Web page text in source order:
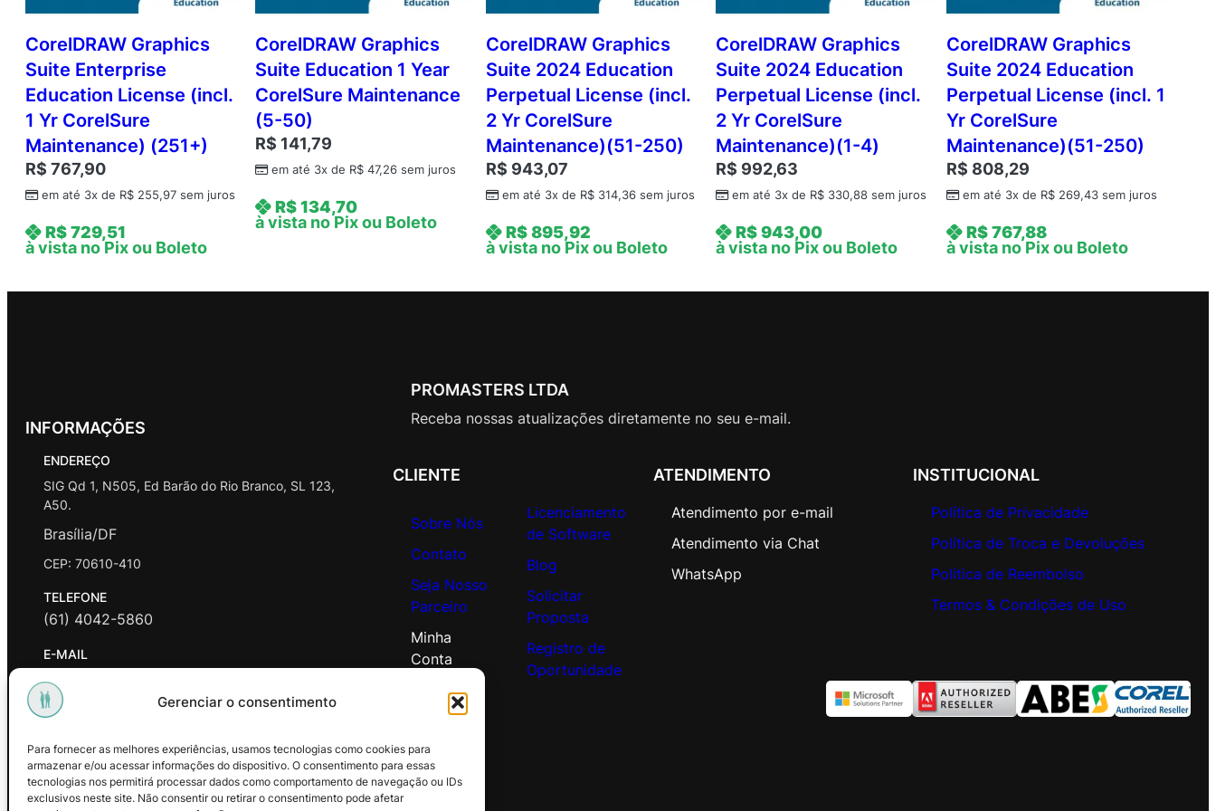
Gerenciar o consentimento
Para fornecer as melhores experiências, usamos tecnologias como cookies para
armazenar e/ou acessar informações do dispositivo. O consentimento para essas
tecnologias nos permitirá processar dados como comportamento de navegação ou IDs
exclusivos neste site. Não consentir ou retirar o consentimento pode afetar
n
3
Y
e
a
r
S
u
b
c
r
n
CorelDRAW Graphics
Suite Enterprise
Education License (incl.
1 Yr CorelSure
Maintenance) (251+)
R$ 767,90
em até 3x de R$ 255,97 sem juros
R$729,51
à vista no Pix ou Boleto
CorelDRAW Graphics
Suite Education 1 Year
CorelSure Maintenance
(5-50)
R$ 141,79
em até 3x de R$ 47,26 sem juros
R$134,70
à vista no Pix ou Boleto
CorelDRAW Graphics
Suite 2024 Education
Perpetual License (incl.
2 Yr CorelSure
Maintenance)(51-250)
R$ 943,07
em até 3x de R$314,36sem juros
R$895,92
à vista no Pix ou Boleto
CorelDRAW Graphics
Suite 2024 Education
Perpetual License (incl.
2 Yr CorelSure
Maintenance)(1-4)
R$ 992,63
em até 3x de R$ 330,88 sem juros
R$943,00
à vista no Pix ou Boleto
CorelDRAW Graphics
Suite 2024 Education
Perpetual License (incl. 1
Yr CorelSure
Maintenance)(51-250)
R$ 808,29
em até 3x de R$269,43sem juros
R$767,88
à vista no Pix ou Boleto
INFORMAÇÕES
ENDEREÇO
SIG Qd 1, N505, Ed Barão do Rio Branco, SL 123,
A50.
Brasília/DF
CEP: 70610-410
TELEFONE
(61) 4042-5860
E-MAIL
contato@promasters.net.br
HORÁRIO DE ATENDIMENTO
Facebook Instagram Youtube
PROMASTERS LTDA
Receba nossas atualizações diretamente no seu e-mail.
CLIENTE
Sobre Nós
Contato
Seja Nosso
Parceiro
Minha
Conta
Licenciamento
de Software
Blog
Solicitar
Proposta
Registro de
Oportunidade
ATENDIMENTO
Atendimento por e-mail
Atendimento via Chat
WhatsApp
INSTITUCIONAL
Política de Privacidade
Política de Troca e Devoluções
Política de Reembolso
Termos & Condições de Uso